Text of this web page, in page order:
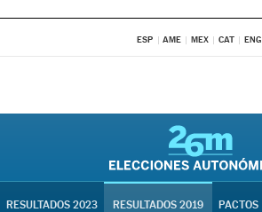
ESP AME MEX CAT ENG
RESULTADOS 2023 RESULTADOS 2019 PACTOS